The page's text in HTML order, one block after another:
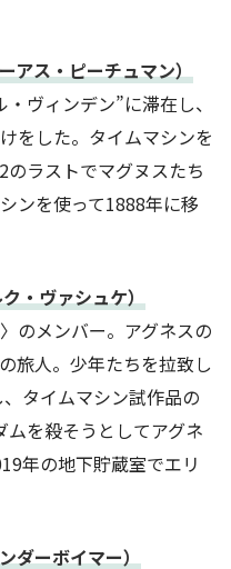
アス・ピーチュマン）
ヴィンデン”に滞在し、
をした。タイムマシンを
ラストでマグヌスたち
ンを使って1888年に移
・ヴァシュケ）
のメンバー。アグネスの
旅人。少年たちを拉致し
タイムマシン試作品の
を殺そうとしてアグネ
年の地下貯蔵室でエリ
ダーボイマー）